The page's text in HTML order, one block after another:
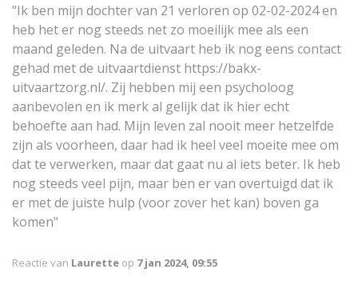
"Ik ben mijn dochter van 21 verloren op 02-02-2024 en
heb het er nog steeds net zo moeilijk mee als een
maand geleden. Na de uitvaart heb ik nog eens contact
gehad met de uitvaartdienst https://bakx-
uitvaartzorg.nl/. Zij hebben mij een psycholoog
aanbevolen en ik merk al gelijk dat ik hier echt
behoefte aan had. Mijn leven zal nooit meer hetzelfde
zijn als voorheen, daar had ik heel veel moeite mee om
dat te verwerken, maar dat gaat nu al iets beter. Ik heb
nog steeds veel pijn, maar ben er van overtuigd dat ik
er met de juiste hulp (voor zover het kan) boven ga
komen"
Reactie van Laurette op 7 jan 2024, 09:55